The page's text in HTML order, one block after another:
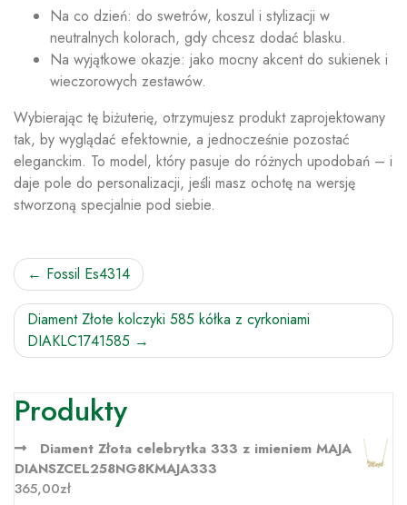
Na co dzień: do swetrów, koszul i stylizacji w
neutralnych kolorach, gdy chcesz dodać blasku.
Na wyjątkowe okazje: jako mocny akcent do sukienek i
wieczorowych zestawów.
Wybierając tę biżuterię, otrzymujesz produkt zaprojektowany
tak, by wyglądać efektownie, a jednocześnie pozostać
eleganckim. To model, który pasuje do różnych upodobań – i
daje pole do personalizacji, jeśli masz ochotę na wersję
stworzoną specjalnie pod siebie.
Nawigacja
wpisu
Fossil Es4314
Diament Złote kolczyki 585 kółka z cyrkoniami
DIAKLC1741585
Produkty
Diament Złota celebrytka 333 z imieniem MAJA
DIANSZCEL258NG8KMAJA333
365,00zł